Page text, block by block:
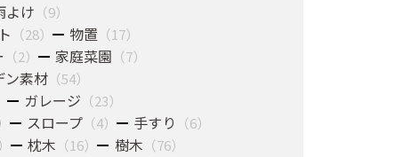
よけ （9）
（28） 物置 （17）
（2） 家庭菜園 （7）
ン素材 （54）
ガレージ （23）
スロープ （4） 手すり （6）
枕木 （16） 樹木 （76）